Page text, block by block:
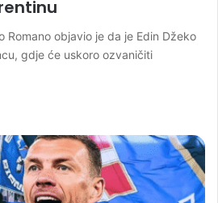
Romano objavio je da je Edin Džeko
gdje će uskoro ozvaničiti